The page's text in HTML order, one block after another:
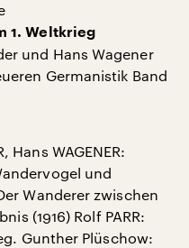
1. Weltkrieg
und Hans Wagener
Germanistik Band
Hans WAGENER:
und
Wanderer zwischen
(1916) Rolf PARR:
Gunther Plüschow: